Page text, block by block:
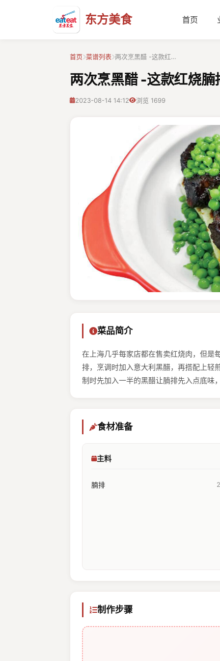
东方美食 首页
首页 菜谱列表 两次烹黑醋 -这款红…
两次烹黑醋 -这款红烧腩
2023-08-14 14:12 浏览 1699
菜品简介
在上海几乎每家店都在售卖红烧肉，但是
排，烹调时加入意大利黑醋，再搭配上轻
制时先加入一半的黑醋让腩排先入点底味
食材准备
主料
腩排
制作步骤